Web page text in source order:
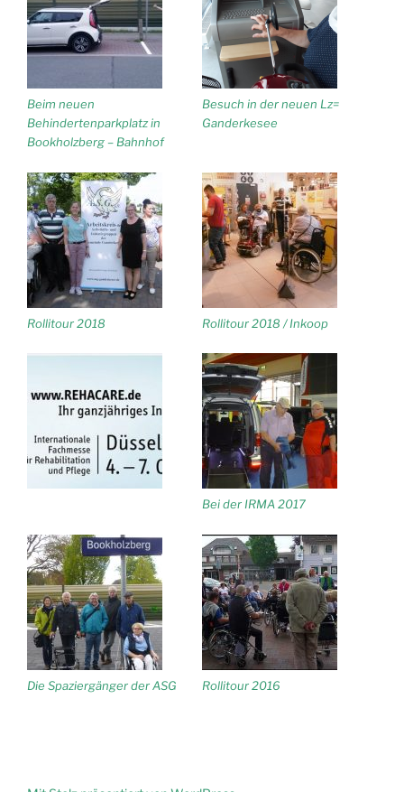
Beim neuen
Behindertenparkplatz in
Bookholzberg – Bahnhof
Besuch in der neuen Lz=
Ganderkesee
Rollitour 2018 Rollitour 2018 / Inkoop
Bei der IRMA 2017
Die Spaziergänger der ASG Rollitour 2016